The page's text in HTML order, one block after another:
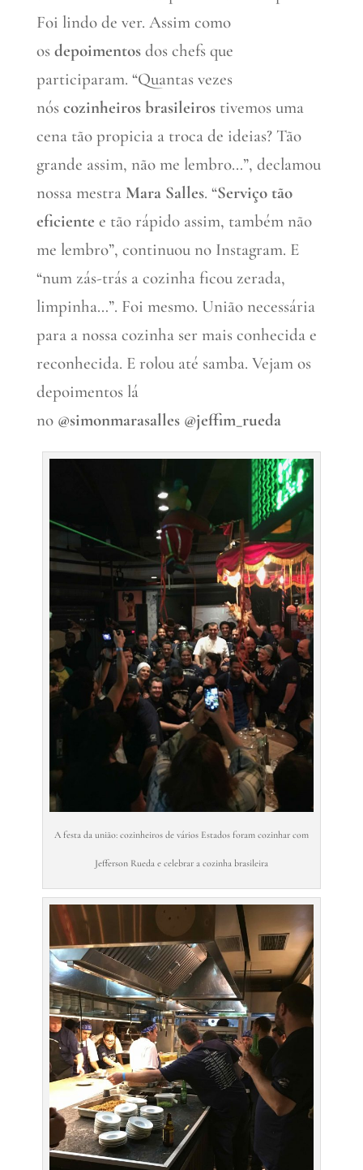
Foi lindo de ver. Assim como
os depoimentosdos chefs que
participaram. “Quantas vezes
nós cozinheiros brasileirostivemos uma
cena tão propicia a troca de ideias? Tão
grande assim, não me lembro…”, declamou
nossa mestra Mara Salles. “Serviço tão
eficiente e tão rápido assim, também não
me lembro”, continuou no Instagram. E
“num zás-trás a cozinha ficou zerada,
limpinha…”. Foi mesmo. União necessária
para a nossa cozinha ser mais conhecida e
reconhecida. E rolou até samba. Vejam os
depoimentos lá
no @simonmarasalles @jeffim_rueda
A festa da união: cozinheiros de vários Estados foram cozinhar com
Jefferson Rueda e celebrar a cozinha brasileira